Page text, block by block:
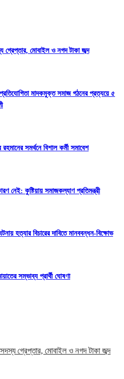
গ্রেপ্তার, মোবাইল ও নগদ টাকা জব্দ
মাদকমুক্ত সমাজ গঠনের প্রত্যয়ে ৫
সমর্থনে বিশাল কর্মী সমাবেশ
নেই: কুষ্টিয়ায় সমাজকল্যাণ প্রতিমন্ত্রী
হত্যার বিচারের দাবিতে মানববন্ধন-বিক্ষোভ
সম্ভাব্য প্রার্থী ঘোষণা
গ্রেপ্তার, মোবাইল ও নগদ টাকা জব্দ